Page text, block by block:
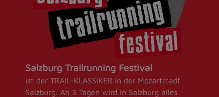
Salzburg Trailrunning Festival
ist der TRAIL-KLASSIKER in der Mozartstadt
Salzburg. An 3 Tagen wird in Salzburg alles